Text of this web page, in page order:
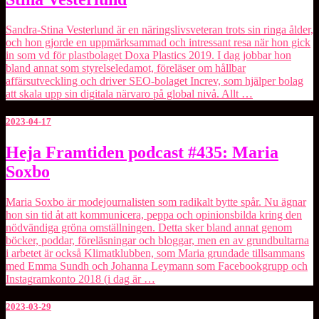
Sandra-
Stina
Vesterlund
Sandra-Stina Vesterlund är en näringslivsveteran trots sin ringa ålder,
och hon gjorde en uppmärksammad och intressant resa när hon gick
in som vd för plastbolaget Doxa Plastics 2019. I dag jobbar hon
bland annat som styrelseledamot, föreläser om hållbar
affärsutveckling och driver SEO-bolaget Increv, som hjälper bolag
att skala upp sin digitala närvaro på global nivå. Allt …
2023-04-17
Heja
Framtiden
podcast
Maria
Soxbo
Heja Framtiden podcast #435: Maria
Soxbo
Maria Soxbo är modejournalisten som radikalt bytte spår. Nu ägnar
hon sin tid åt att kommunicera, peppa och opinionsbilda kring den
nödvändiga gröna omställningen. Detta sker bland annat genom
böcker, poddar, föreläsningar och bloggar, men en av grundbultarna
i arbetet är också Klimatklubben, som Maria grundade tillsammans
med Emma Sundh och Johanna Leymann som Facebookgrupp och
Instagramkonto 2018 (i dag är …
2023-03-29